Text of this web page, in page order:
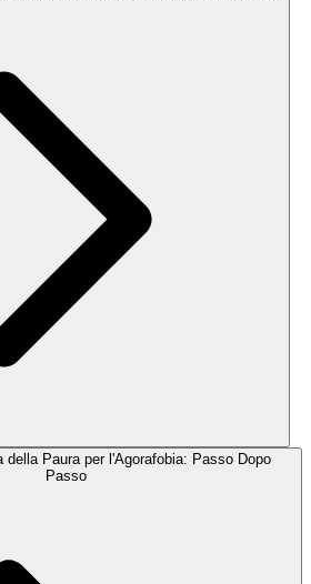
della Paura per l'Agorafobia: Passo Dopo
Passo